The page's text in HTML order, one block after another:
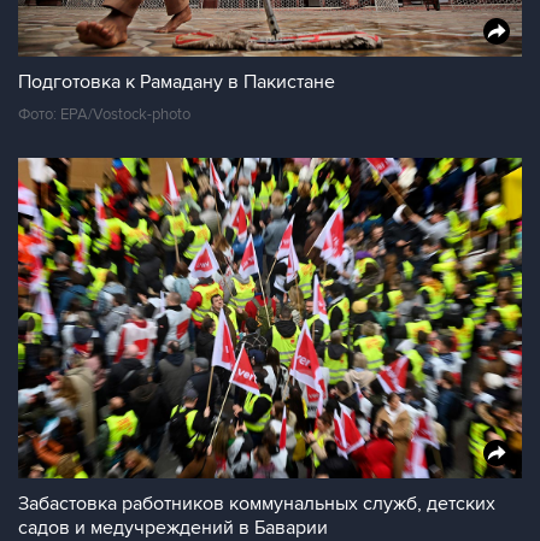
Подготовка к Рамадану в Пакистане
Фото: EPA/Vostock-photo
Забастовка работников коммунальных служб, детских
садов и медучреждений в Баварии